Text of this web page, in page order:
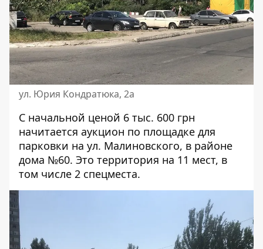
ул. Юрия Кондратюка, 2а
С начальной ценой 6 тыс. 600 грн
начитается аукцион по площадке для
парковки на ул. Малиновского, в районе
дома №60. Это территория на 11 мест, в
том числе 2 спецместа.